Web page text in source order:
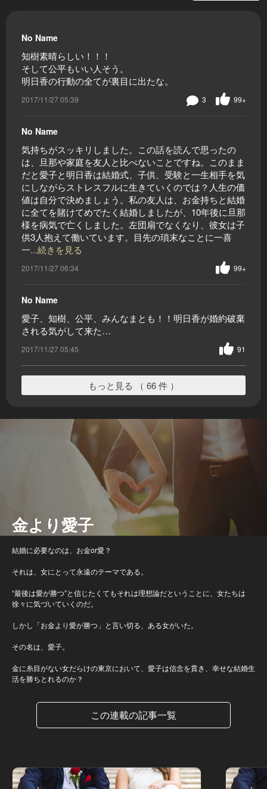
No Name
知樹素晴らしい！！！
そして公平もいい人そう。
明日香の行動の全てが裏目に出たな。
2017/11/27 05:39 99+
3
No Name
気持ちがスッキリしました。この話を読んで思ったの
は、旦那や家庭を友人と比べないことですね。このまま
だと愛子と明日香は結婚式、子供、受験と一生相手を気
にしながらストレスフルに生きていくのでは？人生の価
値は自分で決めましょう。私の友人は、お金持ちと結婚
に全てを賭けてめでたく結婚しましたが、10年後に旦那
様を病気で亡くしました。左団扇でなくなり、彼女は子
供3人抱えて働いています。目先の瑣末なことに一喜
一...続きを見る
2017/11/27 06:34 99+
No Name
愛子、知樹、公平、みんなまとも！！明日香が婚約破棄
される気がして来た…
2017/11/27 05:45 91
もっと見る （ 66 件 ）
金より愛子
結婚に必要なのは、お金or愛？
それは、女にとって永遠のテーマである。
“最後は愛が勝つ”と信じたくてもそれは理想論だということに、女たちは
徐々に気づいていくのだ。
しかし「お金より愛が勝つ」と言い切る、ある女がいた。
その名は、愛子。
金に糸目がない女だらけの東京において、愛子は信念を貫き、幸せな結婚生
活を勝ちとれるのか？
この連載の記事一覧